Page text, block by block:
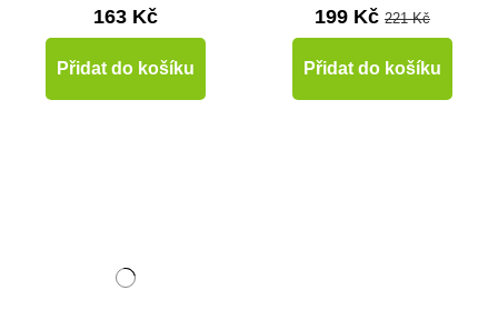
163 Kč
Přidat do košíku
199 Kč 221 Kč
Přidat do košíku